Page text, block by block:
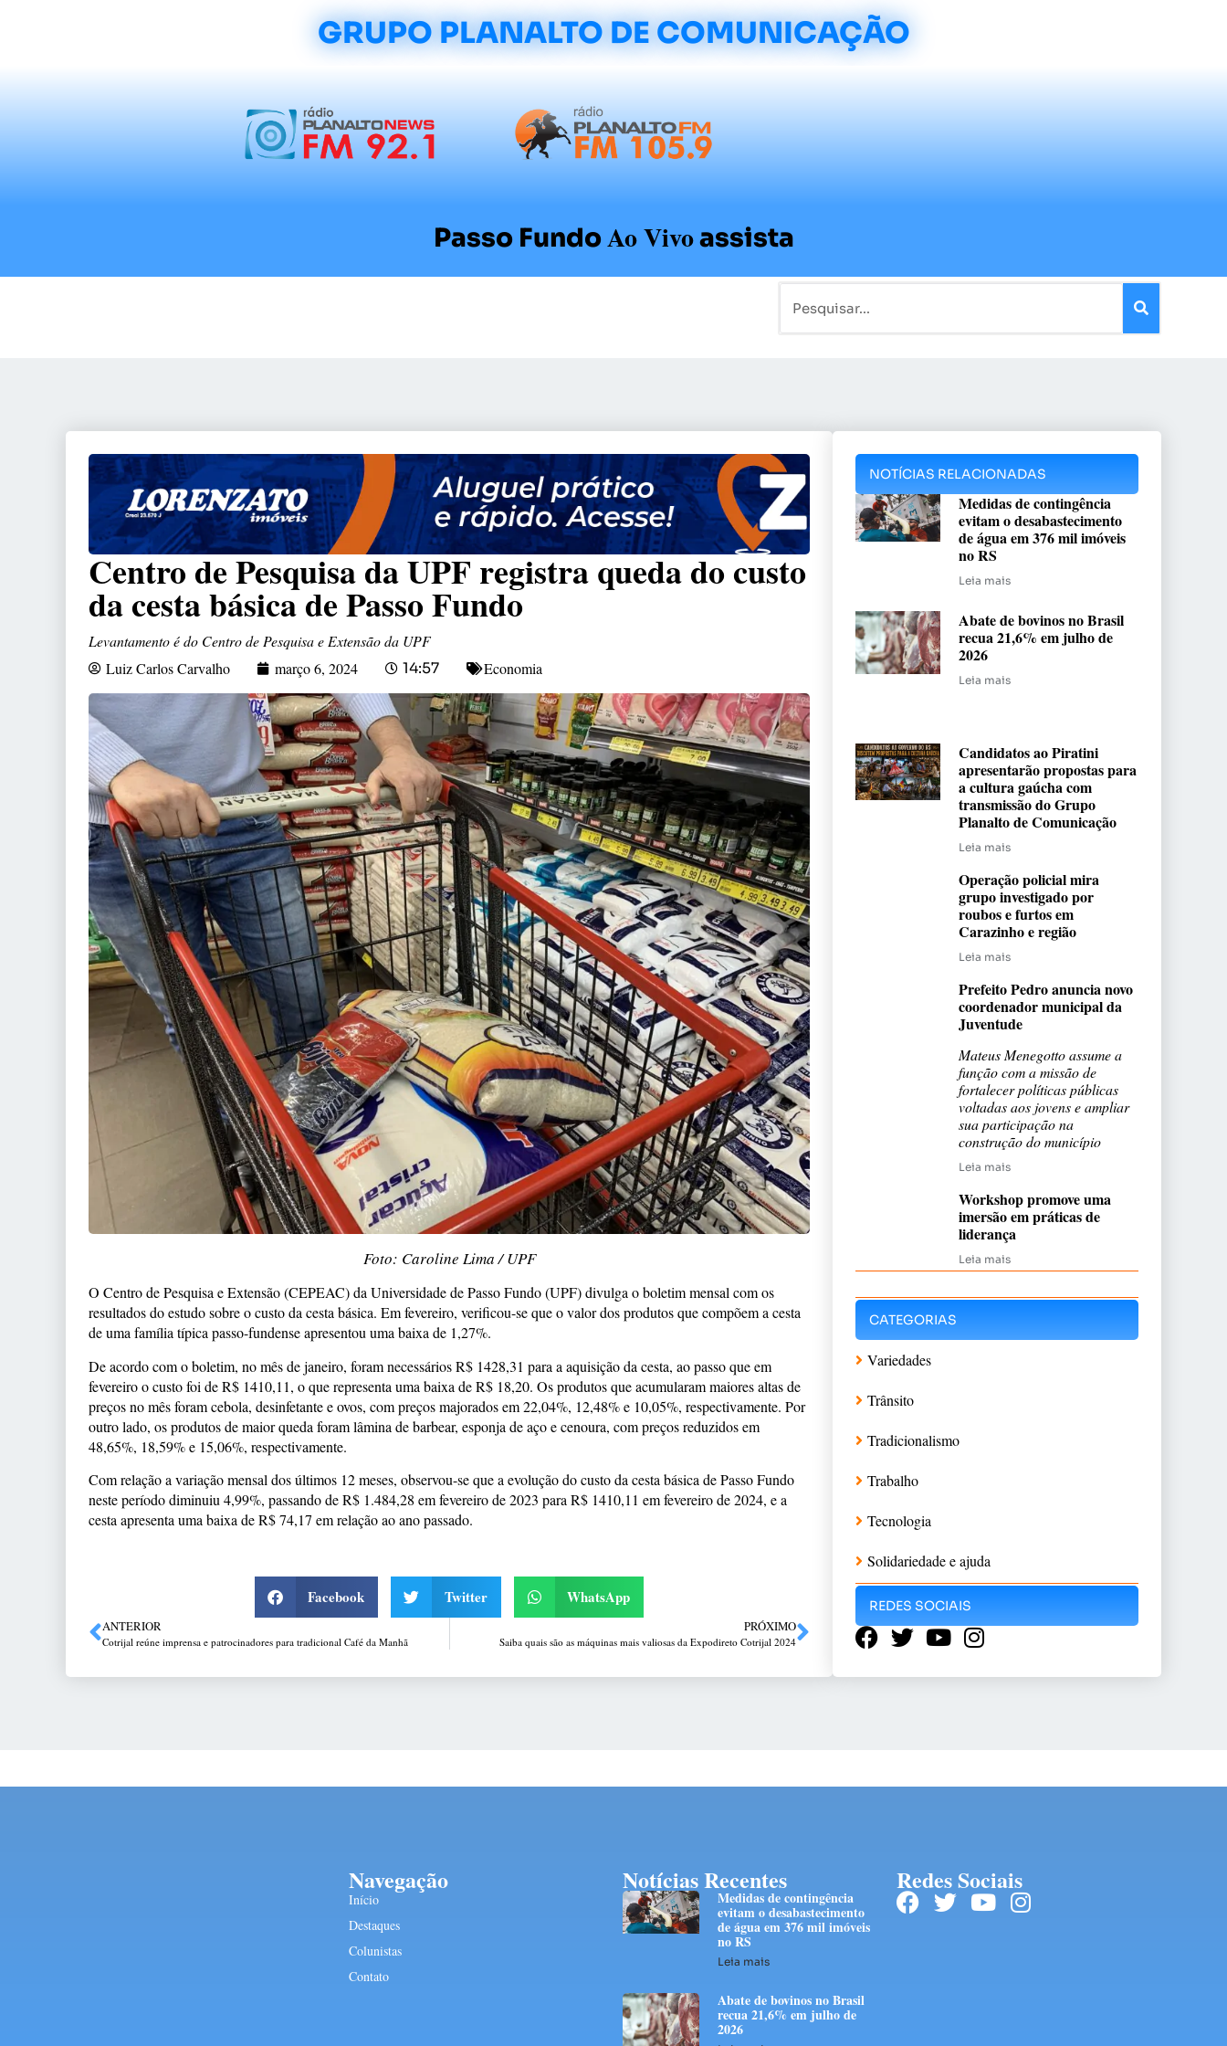
GRUPO PLANALTO DE COMUNICAÇÃO
Passo FundoAo Vivoassista
Centro de Pesquisa da UPF registra queda do custo
da cesta básica de Passo Fundo
Levantamento é do Centro de Pesquisa e Extensão da UPF
Luiz Carlos Carvalho
março 6, 2024 14:57 Economia
Foto: Caroline Lima / UPF
O Centro de Pesquisa e Extensão (CEPEAC) da Universidade de Passo Fundo (UPF) divulga o boletim mensal com os
resultados do estudo sobre o custo da cesta básica. Em fevereiro, verificou-se que o valor dos produtos que compõem a cesta
de uma família típica passo-fundense apresentou uma baixa de 1,27%.
De acordo com o boletim, no mês de janeiro, foram necessários R$ 1428,31 para a aquisição da cesta, ao passo que em
fevereiro o custo foi de R$ 1410,11, o que representa uma baixa de R$ 18,20. Os produtos que acumularam maiores altas de
preços no mês foram cebola, desinfetante e ovos, com preços majorados em 22,04%, 12,48% e 10,05%, respectivamente. Por
outro lado, os produtos de maior queda foram lâmina de barbear, esponja de aço e cenoura, com preços reduzidos em
48,65%, 18,59% e 15,06%, respectivamente.
Com relação a variação mensal dos últimos 12 meses, observou-se que a evolução do custo da cesta básica de Passo Fundo
neste período diminuiu 4,99%, passando de R$ 1.484,28 em fevereiro de 2023 para R$ 1410,11 em fevereiro de 2024, e a
cesta apresenta uma baixa de R$ 74,17 em relação ao ano passado.
Facebook Twitter WhatsApp
ANTERIOR
Cotrijal reúne imprensa e patrocinadores para tradicional Café da Manhã
PRÓXIMO
Saiba quais são as máquinas mais valiosas da Expodireto Cotrijal 2024
NOTÍCIAS RELACIONADAS
Medidas de contingência
evitam o desabastecimento
de água em 376 mil imóveis
no RS
Leia mais
Abate de bovinos no Brasil
recua 21,6% em julho de
2026
Leia mais
Candidatos ao Piratini
apresentarão propostas para
a cultura gaúcha com
transmissão do Grupo
Planalto de Comunicação
Leia mais
Operação policial mira
grupo investigado por
roubos e furtos em
Carazinho e região
Leia mais
Prefeito Pedro anuncia novo
coordenador municipal da
Juventude
Mateus Menegotto assume a
função com a missão de
fortalecer políticas públicas
voltadas aos jovens e ampliar
sua participação na
construção do município
Leia mais
Workshop promove uma
imersão em práticas de
liderança
Leia mais
CATEGORIAS
Variedades
Trânsito
Tradicionalismo
Trabalho
Tecnologia
Solidariedade e ajuda
REDES SOCIAIS
Navegação
Início
Destaques
Colunistas
Contato
Notícias Recentes
Medidas de contingência
evitam o desabastecimento
de água em 376 mil imóveis
no RS
Leia mais
Abate de bovinos no Brasil
recua 21,6% em julho de
2026
Redes Sociais